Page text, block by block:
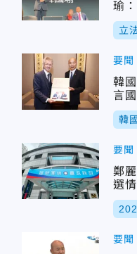
瑜
該
立
要聞
韓
言
韓
要聞
鄭
選
要聞